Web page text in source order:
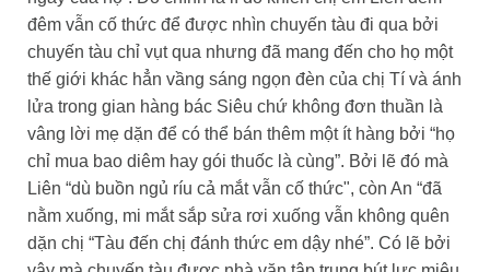
đêm vẫn cố thức để được nhìn chuyến tàu đi qua bởi
chuyến tàu chỉ vụt qua nhưng đã mang đến cho họ một
thế giới khác hẳn vầng sáng ngọn đèn của chị Tí và ánh
lửa trong gian hàng bác Siêu chứ không đơn thuần là
vâng lời mẹ dặn để có thể bán thêm một ít hàng bởi “họ
chỉ mua bao diêm hay gói thuốc là cùng”. Bởi lẽ đó mà
Liên “dù buồn ngủ ríu cả mắt vẫn cố thức", còn An “đã
nằm xuống, mi mắt sắp sửa rơi xuống vẫn không quên
dặn chị “Tàu đến chị đánh thức em dậy nhé”. Có lẽ bởi